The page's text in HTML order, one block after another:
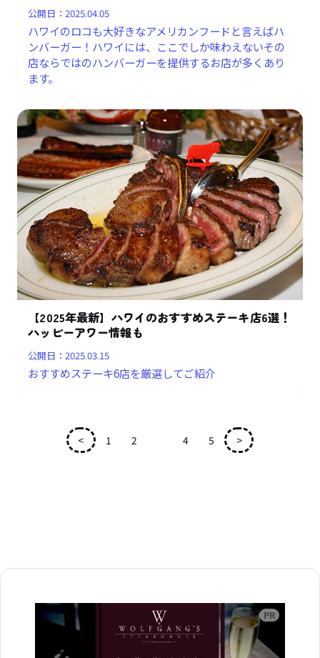
公開日：2025.04.05
ハワイのロコも大好きなアメリカンフードと言えばハ
ンバーガー！ハワイには、ここでしか味わえないその
店ならではのハンバーガーを提供するお店が多くあり
ます。
【2025年最新】ハワイのおすすめステーキ店6選！
ハッピーアワー情報も
公開日：2025.03.15
おすすめステーキ6店を厳選してご紹介
< 1 2 4 5 >
広告